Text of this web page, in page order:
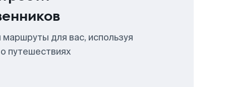
для вас, используя
путешествиях